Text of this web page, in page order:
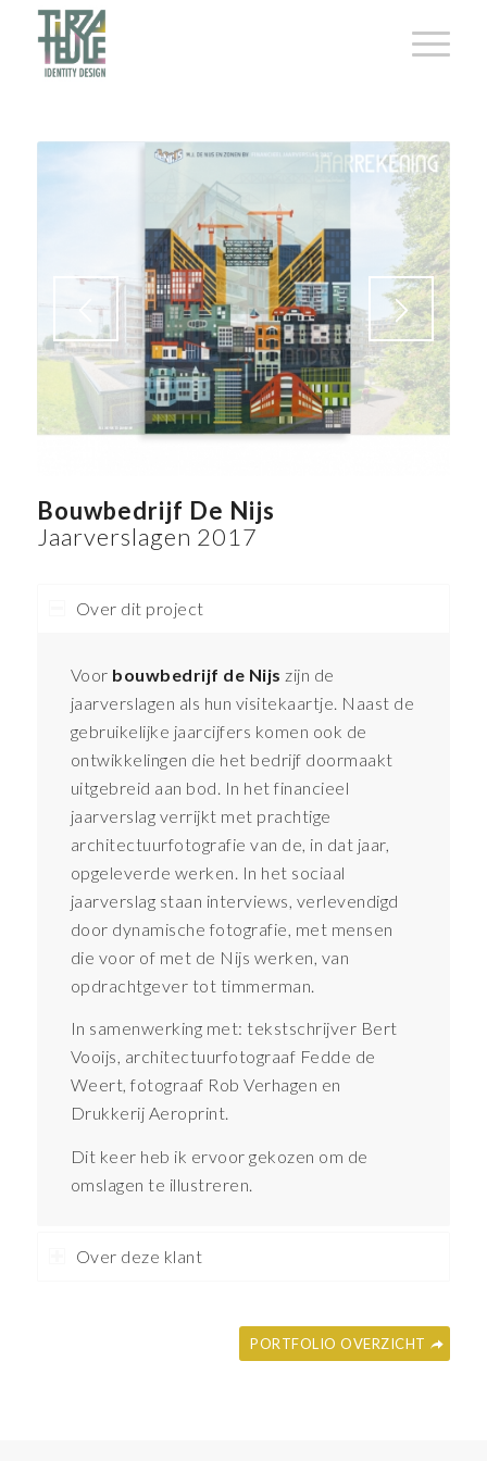
Bouwbedrijf De Nijs
Jaarverslagen 2017
Over dit project
Voor bouwbedrijf de Nijs zijn de
jaarverslagen als hun visitekaartje. Naast de
gebruikelijke jaarcijfers komen ook de
ontwikkelingen die het bedrijf doormaakt
uitgebreid aan bod. In het financieel
jaarverslag verrijkt met prachtige
architectuurfotografie van de, in dat jaar,
opgeleverde werken. In het sociaal
jaarverslag staan interviews, verlevendigd
door dynamische fotografie, met mensen
die voor of met de Nijs werken, van
opdrachtgever tot timmerman.
In samenwerking met: tekstschrijver Bert
Vooijs, architectuurfotograaf Fedde de
Weert, fotograaf Rob Verhagen en
Drukkerij Aeroprint.
Dit keer heb ik ervoor gekozen om de
omslagen te illustreren.
Over deze klant
PORTFOLIO OVERZICHT